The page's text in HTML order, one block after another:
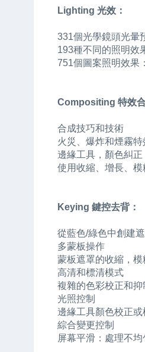
Lighting 光效：
331個光學鏡頭光暈
193種不同的照明效
751個圖案照明效果
Compositing 特效合
合成技巧和技術
火災、爆炸和煙霧特
邊緣工具，顏色糾正
使用收縮、增長、
Keying 鍵控去背：
從藍色/綠色中創建
多蒙板操作
蒙板遮罩的收縮，
高清和標清模式
複雜的色彩校正和抑
光照控制
邊緣工具顏色校正或
綜合變更控制
屏幕平滑：處理不